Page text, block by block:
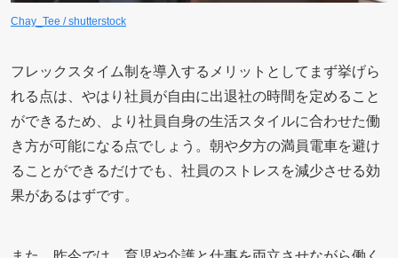
Chay_Tee / shutterstock
フレックスタイム制を導入するメリットとしてまず挙げら
れる点は、やはり社員が自由に出退社の時間を定めること
ができるため、より社員自身の生活スタイルに合わせた働
き方が可能になる点でしょう。朝や夕方の満員電車を避け
ることができるだけでも、社員のストレスを減少させる効
果があるはずです。